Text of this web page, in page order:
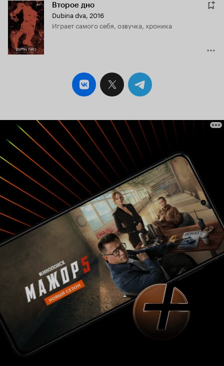
Второе дно
Dubina dva, 2016
играет самого себя, озвучка, хроника